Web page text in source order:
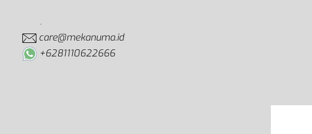
.
care@mekanuma.id
+6281110622666